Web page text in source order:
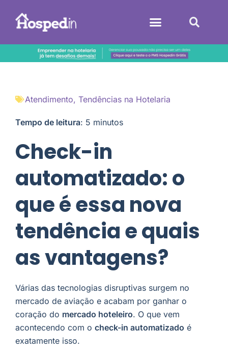
Atendimento, Tendências na Hotelaria
Tempo de leitura: 5 minutos
Check-in
automatizado: o
que é essa nova
tendência e quais
as vantagens?
Várias das tecnologias disruptivas surgem no
mercado de aviação e acabam por ganhar o
coração do mercado hoteleiro. O que vem
acontecendo com o check-in automatizado é
exatamente isso.